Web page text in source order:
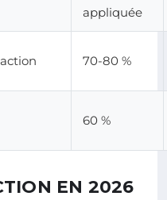
appliquée
70-80 %
60 %
EN 2026